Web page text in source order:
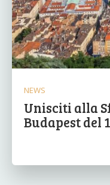
NEWS
Unisciti alla
Budapest del